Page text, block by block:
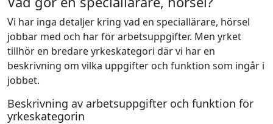
Vi har inga detaljer kring vad en speciallärare, hörsel
jobbar med och har för arbetsuppgifter. Men yrket
tillhör en bredare yrkeskategori där vi har en
beskrivning om vilka uppgifter och funktion som ingår i
jobbet.
Beskrivning av arbetsuppgifter och funktion för
yrkeskategorin